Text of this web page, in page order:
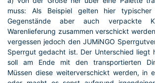
muss: Als Beispiel gelten hier typischer
Gegenstände aber auch verpackte
Warenlieferung zusammen verschickt
vergessen jedoch den JUMiNGO
Sperrgut gedacht ist. Der Unterschied liegt
soll am Ende mit den transportierten
Müssen diese weiterverschickt werden, in